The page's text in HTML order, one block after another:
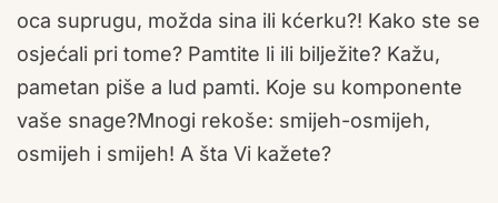
oca suprugu, možda sina ili kćerku?! Kako ste se
osjećali pri tome? Pamtite li ili bilježite? Kažu,
pametan piše a lud pamti. Koje su komponente
vaše snage?Mnogi rekoše: smijeh-osmijeh,
osmijeh i smijeh! A šta Vi kažete?